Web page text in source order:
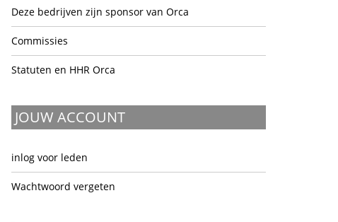
Deze bedrijven zijn sponsor van Orca
Commissies
Statuten en HHR Orca
JOUW ACCOUNT
inlog voor leden
Wachtwoord vergeten